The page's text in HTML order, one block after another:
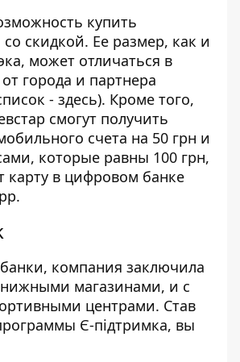
купить
скидкой. Ее размер, как и
может отличаться в
города и партнера
- здесь). Кроме того,
смогут получить
счета на 50 грн и
которые равны 100 грн,
карту в цифровом банке
компания заключила
магазинами, и с
центрами. Став
Є-підтримка, вы